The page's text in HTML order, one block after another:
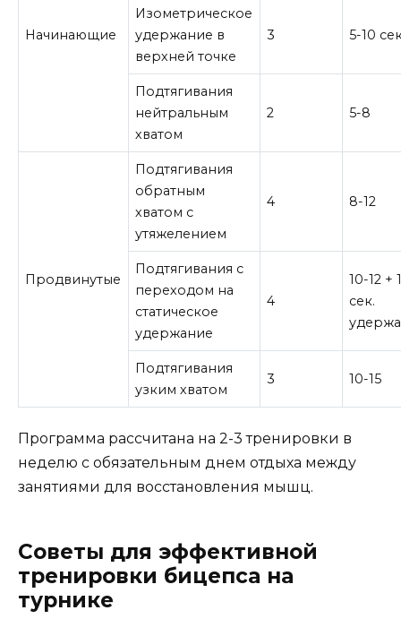
Начинающие
Изометрическое
удержание в
верхней точке
3 5-10
Подтягивания
нейтральным
хватом
2 5-8
Продвинутые
Подтягивания
обратным
хватом с
утяжелением
4 8-12
Подтягивания с
переходом на
статическое
удержание
4
10-12 +
сек.
Подтягивания
узким хватом
3 10-15
Программа рассчитана на 2-3 тренировки в
неделю с обязательным днем отдыха между
занятиями для восстановления мышц.
Советы для эффективной
тренировки бицепса на
турнике